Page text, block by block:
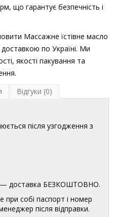
що гарантує безпечність і
Массажне їстівне масло
по Україні. Ми
якості пакування та
Відгуки (0)
після узгодження з
— доставка БЕЗКОШТОВНО.
при собі паспорт і номер
після відправки.